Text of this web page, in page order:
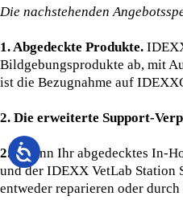
Die nachstehenden
1. Abgedeckte Produkte.
Bildgebungsprodukte ab, mit
ist die Bezugnahme auf
2. Die erweiterte Support-
2.1Wenn Ihr abgedecktes In-
und der IDEXX VetLab Station
entweder reparieren oder